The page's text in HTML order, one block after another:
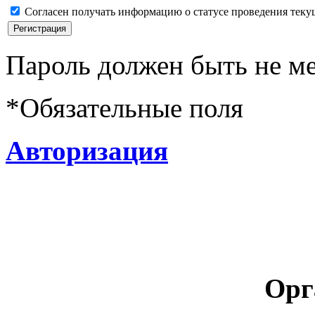
Согласен получать информацию о статусе проведения
Пароль должен быть не
*Обязательные поля
Авторизация